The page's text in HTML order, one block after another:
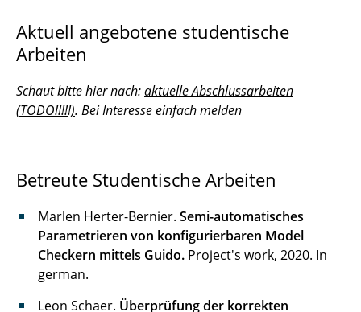
Aktuell angebotene studentische
Arbeiten
Schaut bitte hier nach:aktuelle Abschlussarbeiten
(TODO!!!!!). Bei Interesse einfach melden
Betreute Studentische Arbeiten
Marlen Herter-Bernier. Semi-automatisches
Parametrieren von konfigurierbaren Model
Checkern mittels Guido. Project's work, 2020. In
german.
Leon Schaer. Überprüfung der korrekten